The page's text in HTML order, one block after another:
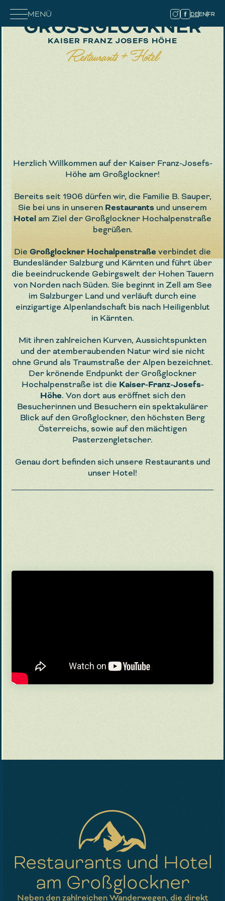
MENÜ DEEN FR
GROSSGLOCKNER
KAISER FRANZ JOSEFS HÖHE
Restaurants + Hotel
Herzlich Willkommen auf der Kaiser Franz-Josefs-
Höhe am Großglockner!
Bereits seit 1906 dürfen wir, die Familie B. Sauper,
Sie bei uns in unseren Restaurants und unserem
Hotel am Ziel der Großglockner Hochalpenstraße
begrüßen.
Die Großglockner Hochalpenstraße verbindet die
Bundesländer Salzburg und Kärnten und führt über
die beeindruckende Gebirgswelt der Hohen Tauern
von Norden nach Süden. Sie beginnt in Zell am See
im Salzburger Land und verläuft durch eine
einzigartige Alpenlandschaft bis nach Heiligenblut
in Kärnten.
Mit ihren zahlreichen Kurven, Aussichtspunkten
und der atemberaubenden Natur wird sie nicht
ohne Grund als Traumstraße der Alpen bezeichnet.
Der krönende Endpunkt der Großglockner
Hochalpenstraße ist die Kaiser-Franz-Josefs-
Höhe. Von dort aus eröffnet sich den
Besucherinnen und Besuchern ein spektakulärer
Blick auf den Großglockner, den höchsten Berg
Österreichs, sowie auf den mächtigen
Pasterzengletscher.
Genau dort befinden sich unsere Restaurants und
unser Hotel!
Restaurants und Hotel
am Großglockner
Neben den zahlreichen Wanderwegen, die direkt